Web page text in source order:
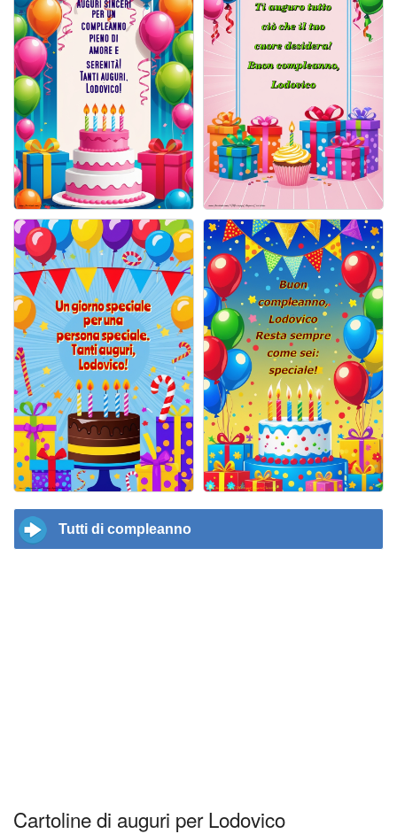
Tutti di compleanno
Cartoline di auguri per Lodovico